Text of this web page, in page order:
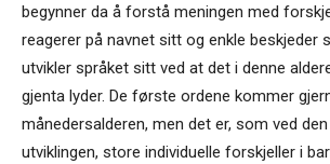
begynner da å forstå meningen med
reagerer på navnet sitt og enkle beskjeder
utvikler språket sitt ved at det i denne
gjenta lyder. De første ordene kommer
månedersalderen, men det er, som ved
utviklingen, store individuelle forskjeller i